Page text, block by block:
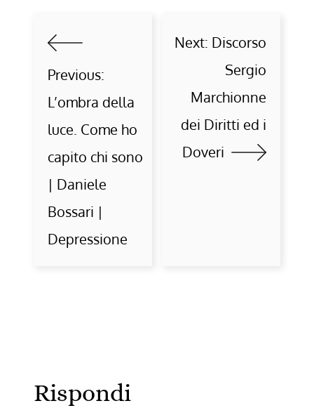
Previous:
L’ombra della
luce. Come ho
capito chi sono
| Daniele
Bossari |
Depressione
Next: Discorso
Sergio
Marchionne
dei Diritti ed i
Doveri
Rispondi